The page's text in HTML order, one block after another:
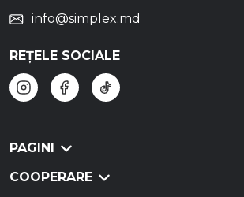
info@simplex.md
REȚELE SOCIALE
PAGINI
COOPERARE